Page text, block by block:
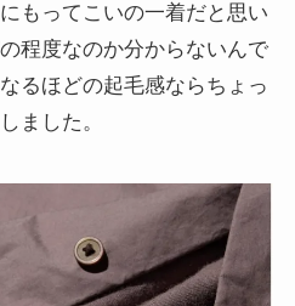
もってこいの一着だと思い
程度なのか分からないんで
るほどの起毛感ならちょっ
ました。